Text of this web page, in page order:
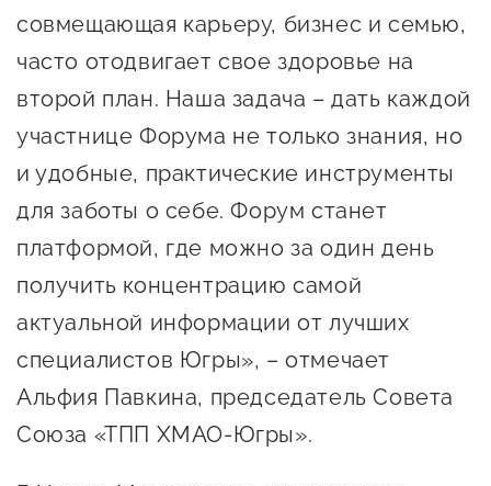
совмещающая карьеру, бизнес и семью,
часто отодвигает свое здоровье на
второй план. Наша задача – дать каждой
участнице Форума не только знания, но
и удобные, практические инструменты
для заботы о себе. Форум станет
платформой, где можно за один день
получить концентрацию самой
актуальной информации от лучших
специалистов Югры», – отмечает
Альфия Павкина, председатель Совета
Союза «ТПП ХМАО-Югры».